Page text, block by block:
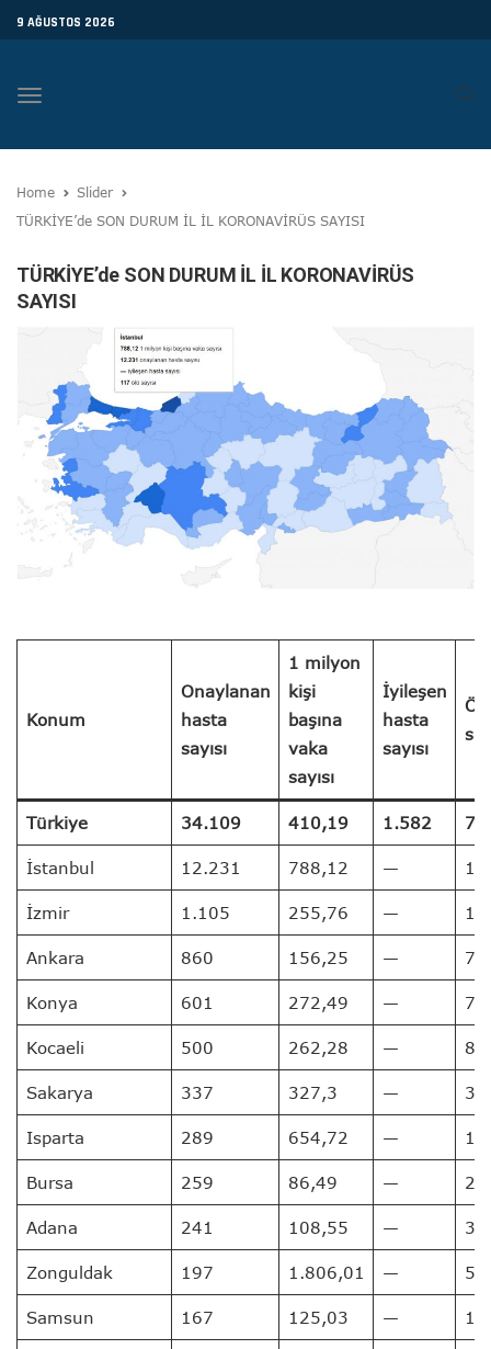
9 AĞUSTOS 2026
Toggle
Home
Slider
TÜRKİYE’de SON DURUM İL İL KORONAVİRÜS SAYISI
TÜRKİYE’de SON DURUM İL İL KORONAVİRÜS
SAYISI
Konum
Onaylanan
hasta
sayısı
1 milyon
kişi
başına
vaka
sayısı
İyileşen
hasta
sayısı
Türkiye 34.109 410,19 1.582
İstanbul 12.231 788,12 —
İzmir 1.105 255,76 — 18
Ankara 860 156,25 — 7
Konya 601 272,49 — 7
Kocaeli 500 262,28 — 8
Sakarya 337 327,3 — 3
Isparta 289 654,72 — 1
Bursa 259 86,49 — 2
Adana 241 108,55 — 3
Zonguldak 197 1.806,01 — 5
Samsun 167 125,03 — 1